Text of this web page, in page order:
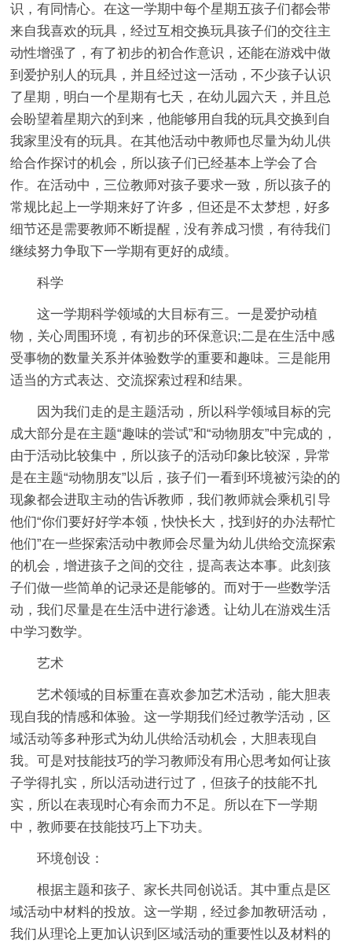
识，有同情心。在这一学期中每个星期五孩子们都会带
来自我喜欢的玩具，经过互相交换玩具孩子们的交往主
动性增强了，有了初步的初合作意识，还能在游戏中做
到爱护别人的玩具，并且经过这一活动，不少孩子认识
了星期，明白一个星期有七天，在幼儿园六天，并且总
会盼望着星期六的到来，他能够用自我的玩具交换到自
我家里没有的玩具。在其他活动中教师也尽量为幼儿供
给合作探讨的机会，所以孩子们已经基本上学会了合
作。在活动中，三位教师对孩子要求一致，所以孩子的
常规比起上一学期来好了许多，但还是不太梦想，好多
细节还是需要教师不断提醒，没有养成习惯，有待我们
继续努力争取下一学期有更好的成绩。
科学
这一学期科学领域的大目标有三。一是爱护动植
物，关心周围环境，有初步的环保意识;二是在生活中感
受事物的数量关系并体验数学的重要和趣味。三是能用
适当的方式表达、交流探索过程和结果。
因为我们走的是主题活动，所以科学领域目标的完
成大部分是在主题“趣味的尝试”和“动物朋友”中完成的，
由于活动比较集中，所以孩子的活动印象比较深，异常
是在主题“动物朋友”以后，孩子们一看到环境被污染的的
现象都会进取主动的告诉教师，我们教师就会乘机引导
他们“你们要好好学本领，快快长大，找到好的办法帮忙
他们”在一些探索活动中教师会尽量为幼儿供给交流探索
的机会，增进孩子之间的交往，提高表达本事。此刻孩
子们做一些简单的记录还是能够的。而对于一些数学活
动，我们尽量是在生活中进行渗透。让幼儿在游戏生活
中学习数学。
艺术
艺术领域的目标重在喜欢参加艺术活动，能大胆表
现自我的情感和体验。这一学期我们经过教学活动，区
域活动等多种形式为幼儿供给活动机会，大胆表现自
我。可是对技能技巧的学习教师没有用心思考如何让孩
子学得扎实，所以活动进行过了，但孩子的技能不扎
实，所以在表现时心有余而力不足。所以在下一学期
中，教师要在技能技巧上下功夫。
环境创设：
根据主题和孩子、家长共同创说话。其中重点是区
域活动中材料的投放。这一学期，经过参加教研活动，
我们从理论上更加认识到区域活动的重要性以及材料的